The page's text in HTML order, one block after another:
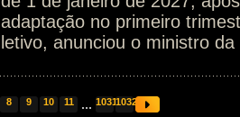
adaptação no primeiro
letivo, anunciou o ministro
8 9 10 11 ... 10311032